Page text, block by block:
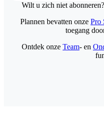
Wilt u zich niet abonneren?
Plannen bevatten onze Pro
toegang
Ontdek onze Team- en